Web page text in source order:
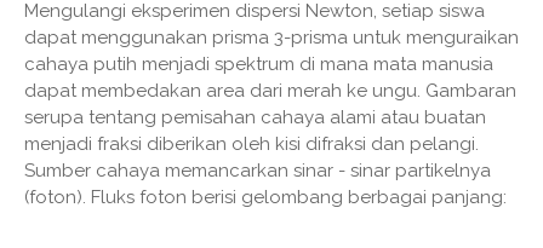
Mengulangi eksperimen dispersi Newton, setiap siswa
dapat menggunakan prisma 3-prisma untuk menguraikan
cahaya putih menjadi spektrum di mana mata manusia
dapat membedakan area dari merah ke ungu. Gambaran
serupa tentang pemisahan cahaya alami atau buatan
menjadi fraksi diberikan oleh kisi difraksi dan pelangi.
Sumber cahaya memancarkan sinar - sinar partikelnya
(foton). Fluks foton berisi gelombang berbagai panjang: